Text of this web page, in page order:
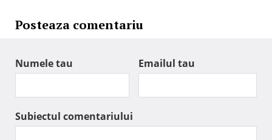
Posteaza comentariu
Numele tau Emailul tau
Subiectul comentariului